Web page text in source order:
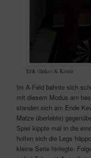
Erik (links) & Kosta
Im A-Feld bahnte sich
mit diesem Modus am
standen sich am Ende
Matze überlebte)
Spiel kippte mal in die
holten sich die Legs
kleine Serie hinlegte.